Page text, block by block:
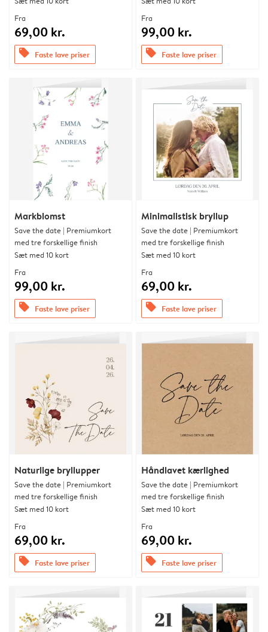
Fra
69,00 kr.
offers Faste lave priser
Fra
99,00 kr.
offers Faste lave priser
Markblomst
Save the date | Premiumkort
med tre forskellige finish
Sæt med 10 kort
Fra
99,00 kr.
offers Faste lave priser
Minimalistisk bryllup
Save the date | Premiumkort
med tre forskellige finish
Sæt med 10 kort
Fra
69,00 kr.
offers Faste lave priser
Naturlige bryllupper
Save the date | Premiumkort
med tre forskellige finish
Sæt med 10 kort
Fra
69,00 kr.
offers Faste lave priser
Håndlavet kærlighed
Save the date | Premiumkort
med tre forskellige finish
Sæt med 10 kort
Fra
69,00 kr.
offers Faste lave priser